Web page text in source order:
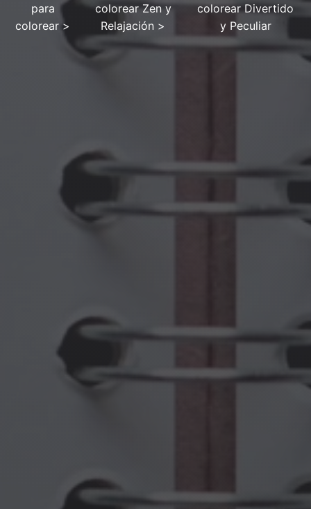
para
colorear >
colorear Zen y
Relajación >
colorear Divertido
y Peculiar